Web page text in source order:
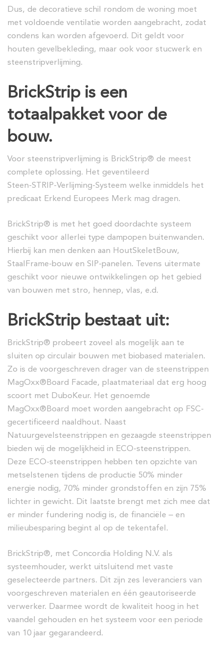
Dus, de decoratieve schil rondom de woning moet
met voldoende ventilatie worden aangebracht, zodat
condens kan worden afgevoerd. Dit geldt voor
houten gevelbekleding, maar ook voor stucwerk en
steenstripverlijming.
BrickStrip is een
totaalpakket voor de
bouw.
Voor steenstripverlijming is BrickStrip® de meest
complete oplossing. Het geventileerd
Steen-STRIP-Verlijming-Systeem welke inmiddels het
predicaat Erkend Europees Merk mag dragen.
BrickStrip® is met het goed doordachte systeem
geschikt voor allerlei type dampopen buitenwanden.
Hierbij kan men denken aan HoutSkeletBouw,
StaalFrame-bouw en SIP-panelen. Tevens uitermate
geschikt voor nieuwe ontwikkelingen op het gebied
van bouwen met stro, hennep, vlas, e.d.
BrickStrip bestaat uit:
BrickStrip® probeert zoveel als mogelijk aan te
sluiten op circulair bouwen met biobased materialen.
Zo is de voorgeschreven drager van de steenstrippen
MagOxx®Board Facade, plaatmateriaal dat erg hoog
scoort met DuboKeur. Het genoemde
MagOxx®Board moet worden aangebracht op FSC-
gecertificeerd naaldhout. Naast
Natuurgevelsteenstrippen en gezaagde steenstrippen
bieden wij de mogelijkheid in ECO-steenstrippen.
Deze ECO-steenstrippen hebben ten opzichte van
metselstenen tijdens de productie 50% minder
energie nodig, 70% minder grondstoffen en zijn 75%
lichter in gewicht. Dit laatste brengt met zich mee dat
er minder fundering nodig is, de financiële – en
milieubesparing begint al op de tekentafel.
BrickStrip®, met Concordia Holding N.V. als
systeemhouder, werkt uitsluitend met vaste
geselecteerde partners. Dit zijn zes leveranciers van
voorgeschreven materialen en één geautoriseerde
verwerker. Daarmee wordt de kwaliteit hoog in het
vaandel gehouden en het systeem voor een periode
van 10 jaar gegarandeerd.